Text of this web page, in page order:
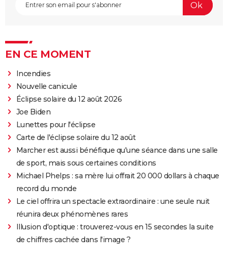
EN CE MOMENT
Incendies
Nouvelle canicule
Éclipse solaire du 12 août 2026
Joe Biden
Lunettes pour l'éclipse
Carte de l'éclipse solaire du 12 août
Marcher est aussi bénéfique qu'une séance dans une salle
de sport, mais sous certaines conditions
Michael Phelps : sa mère lui offrait 20 000 dollars à chaque
record du monde
Le ciel offrira un spectacle extraordinaire : une seule nuit
réunira deux phénomènes rares
Illusion d'optique : trouverez-vous en 15 secondes la suite
de chiffres cachée dans l'image ?